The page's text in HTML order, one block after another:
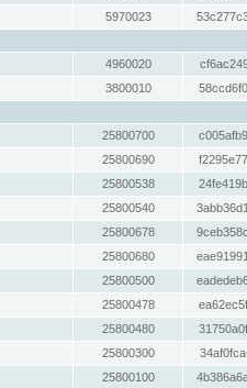
5970023
4960020
3800010
25800700
25800690
25800538
25800540
25800678
25800680
25800500
25800478
25800480
25800300
25800100